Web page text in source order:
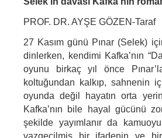
PROF. DR. AYŞE GÖZEN-Taraf
27 Kasım günü Pınar (Selek)
dinlerken, kendimi Kafka’nın
oyunu birkaç yıl önce
koltuğundan kalkıp, sahnenin
oyunda değil hayatın orta
Kafka’nın bile hayal gücünü
şekilde yayımlanır da
vazgeçilmiş bir ifadenin ve